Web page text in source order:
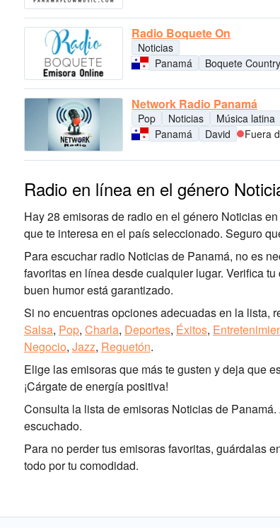
Radio Boquete On
Noticias
Panamá
Boquete
Network Radio Panamá
Pop Noticias Música latina
Panamá
David Fuera
Radio en línea en el género
Hay 28 emisoras de radio en el género Noticias
que te interesa en el país seleccionado. Seguro
Para escuchar radio Noticias de Panamá, no es
favoritas en línea desde cualquier lugar. Verifica
buen humor está garantizado.
Si no encuentras opciones adecuadas en la lista,
Salsa, Pop, Charla, Deportes, Éxitos,
Negocio, Jazz, Reguetón.
Elige las emisoras que más te gusten y deja que
¡Cárgate de energía positiva!
Consulta la lista de emisoras Noticias de
escuchado.
Para no perder tus emisoras favoritas, guárdalas
todo por tu comodidad.